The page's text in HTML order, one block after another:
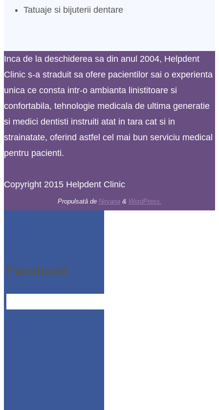
Tatuaje si bijuterii dentare
Inca de la deschiderea sa din anul 2004, Helpdent
Clinic s-a straduit sa ofere pacientilor sai o experienta
unica ce consta intr-o ambianta linistitoare si
confortabila, tehnologie medicala de ultima generatie
si medici dentisti instruiti atat in tara cat si in
strainatate, oferind astfel cel mai bun serviciu medical
pentru pacienti.
Copyright 2015 Helpdent Clinic
Propulsată de Nirvana& WordPress.
Facebook